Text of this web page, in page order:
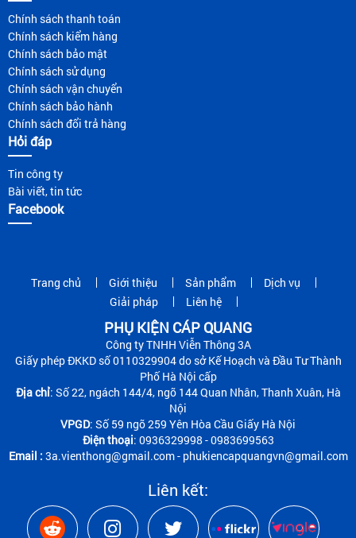
Chính sách thanh toán
Chính sách kiểm hàng
Chính sách bảo mật
Chính sách sử dụng
Chính sách vận chuyển
Chính sách bảo hành
Chính sách đổi trả hàng
Hỏi đáp
Tin công ty
Bài viết, tin tức
Facebook
Trang chủ Giới thiệu Sản phẩm
Dịch vụ
Giải pháp
Liên hệ
PHỤ KIỆN CÁP QUANG
Công ty TNHH Viễn Thông 3A
Giấy phép ĐKKD số 0110329904 do sở Kế Hoạch và Đầu Tư Thành
Phố Hà Nội cấp
Địa chỉ: Số 22, ngách 144/4, ngõ 144 Quan Nhân, Thanh Xuân, Hà
Nội
VPGD: Số 59 ngõ 259 Yên Hòa Cầu Giấy Hà Nội
Điện thoại: 0936329998 - 0983699563
Email : 3a.vienthong@gmail.com - phukiencapquangvn@gmail.com
Liên kết: